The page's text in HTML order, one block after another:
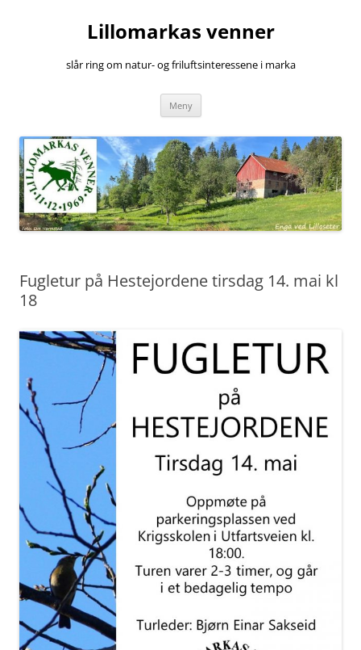
Lillomarkas venner
slår ring om natur- og friluftsinteressene i marka
Meny
Fugletur på Hestejordene tirsdag 14. mai kl
18